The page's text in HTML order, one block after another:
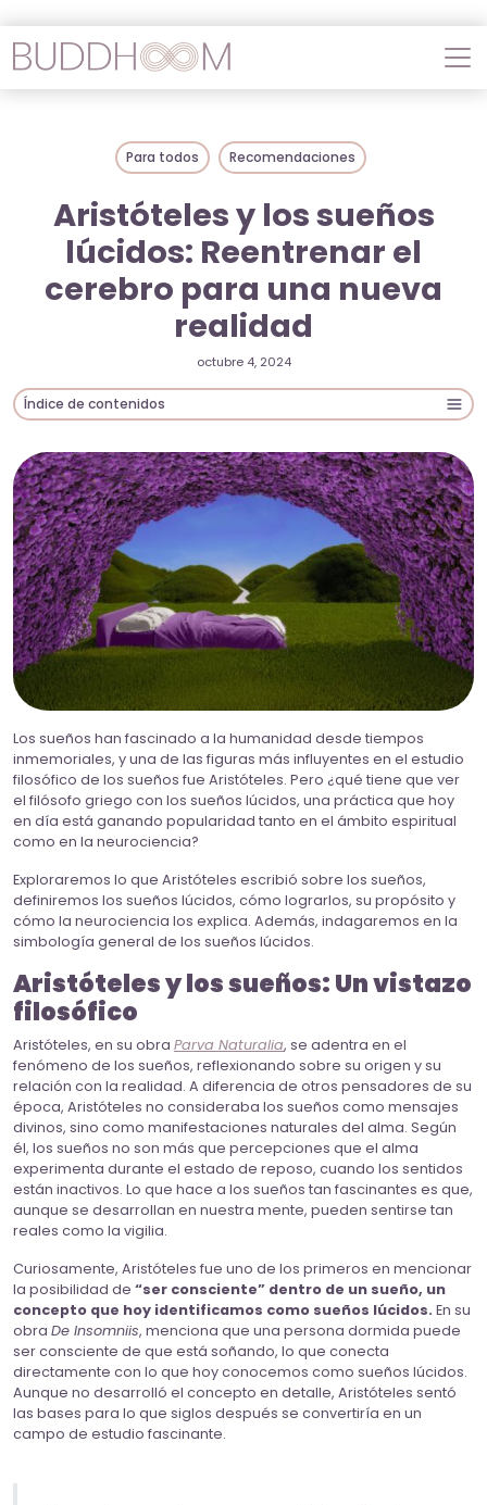
Para todos Recomendaciones
Aristóteles y los sueños
lúcidos: Reentrenar el
cerebro para una nueva
realidad
octubre 4, 2024
Índice de contenidos
Los sueños han fascinado a la humanidad desde tiempos
inmemoriales, y una de las figuras más influyentes en el estudio
filosófico de los sueños fue Aristóteles. Pero ¿qué tiene que ver
el filósofo griego con los sueños lúcidos, una práctica que hoy
en día está ganando popularidad tanto en el ámbito espiritual
como en la neurociencia?
Exploraremos lo que Aristóteles escribió sobre los sueños,
definiremos los sueños lúcidos, cómo lograrlos, su propósito y
cómo la neurociencia los explica. Además, indagaremos en la
simbología general de los sueños lúcidos.
Aristóteles y los sueños: Un vistazo
filosófico
Aristóteles, en su obra Parva Naturalia, se adentra en el
fenómeno de los sueños, reflexionando sobre su origen y su
relación con la realidad. A diferencia de otros pensadores de su
época, Aristóteles no consideraba los sueños como mensajes
divinos, sino como manifestaciones naturales del alma. Según
él, los sueños no son más que percepciones que el alma
experimenta durante el estado de reposo, cuando los sentidos
están inactivos. Lo que hace a los sueños tan fascinantes es que,
aunque se desarrollan en nuestra mente, pueden sentirse tan
reales como la vigilia.
Curiosamente, Aristóteles fue uno de los primeros en mencionar
la posibilidad de “ser consciente” dentro de un sueño, un
concepto que hoy identificamos como sueños lúcidos. En su
obra De Insomniis, menciona que una persona dormida puede
ser consciente de que está soñando, lo que conecta
directamente con lo que hoy conocemos como sueños lúcidos.
Aunque no desarrolló el concepto en detalle, Aristóteles sentó
las bases para lo que siglos después se convertiría en un
campo de estudio fascinante.